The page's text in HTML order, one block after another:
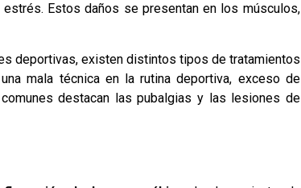
Estos daños se presentan en los músculos,
deportivas, existen distintos tipos de tratamientos
mala técnica en la rutina deportiva, exceso de
destacan las pubalgias y las lesiones de